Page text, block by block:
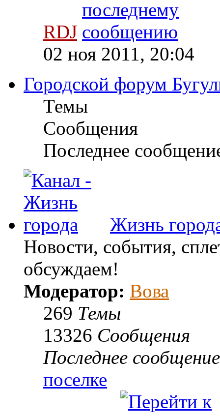
RDJ
02 ноя 2011, 20:04
Городской форум
Темы
Сообщения
Последнее
Жизнь
Новости, события,
обсуждаем!
Модератор: Вова
269 Темы
13326 Сообщения
Последнее сообщение
поселке